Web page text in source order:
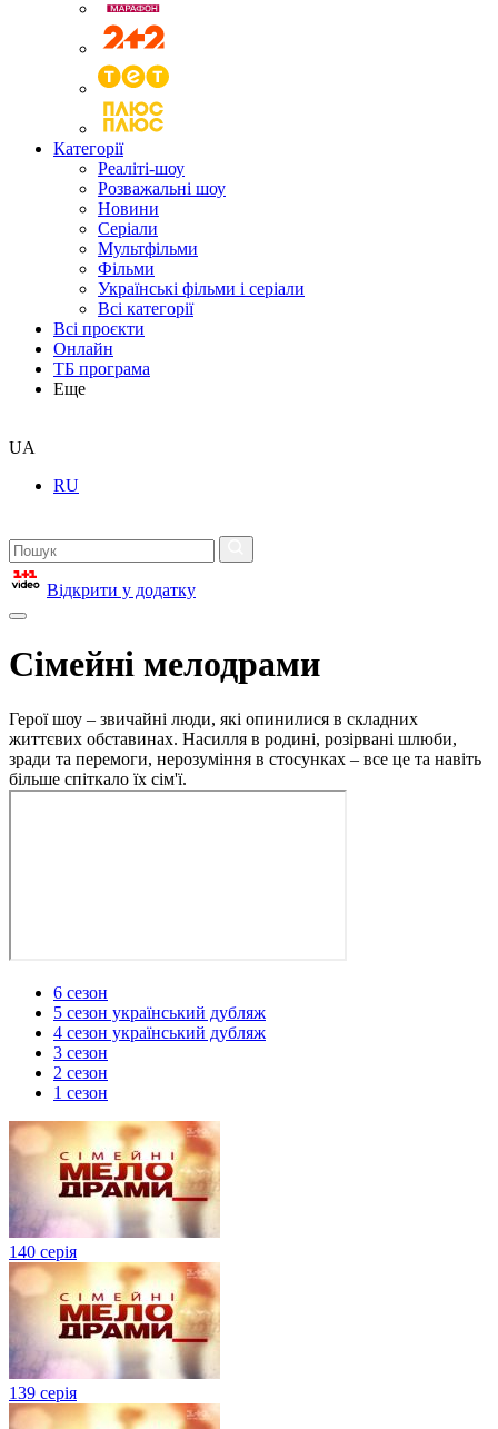
Категорії
Реаліті-шоу
Розважальні шоу
Новини
Серіали
Мультфільми
Фільми
Українські фільми і серіали
Всі категорії
Всі проєкти
Онлайн
ТБ програма
Еще
UA
RU
Відкрити у додатку
Сімейні мелодрами
Герої шоу – звичайні люди, які опинилися в складних
життєвих обставинах. Насилля в родині, розірвані шлюби,
зради та перемоги, нерозуміння в стосунках – все це та навіть
більше спіткало їх сім'ї.
6 сезон
5 сезон український дубляж
4 сезон український дубляж
3 сезон
2 сезон
1 сезон
140 серія
139 серія